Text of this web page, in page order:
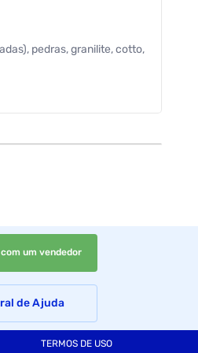
pedras, granilite, cotto,
com um vendedor
de Ajuda
TERMOS DE USO